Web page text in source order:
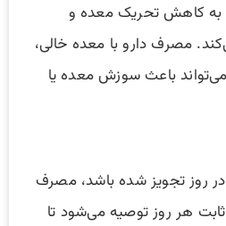
به کاهش تحریک معده و
مصرف دارو با معده خالی،
باعث سوزش معده یا
روز تجویز شده باشد، مصرف
هر روز توصیه می‌شود تا